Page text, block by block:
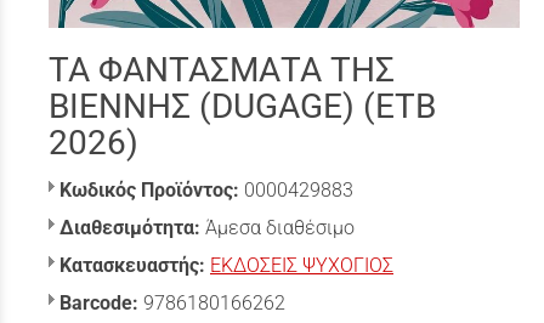
ΤΑ ΦΑΝΤΑΣΜΑΤΑ ΤΗΣ
ΒΙΕΝΝΗΣ (DUGAGE) (ΕΤΒ
2026)
Κωδικός Προϊόντος: 0000429883
Διαθεσιμότητα: Άμεσα διαθέσιμο
Κατασκευαστής: ΕΚΔΟΣΕΙΣ ΨΥΧΟΓΙΟΣ
Barcode: 9786180166262